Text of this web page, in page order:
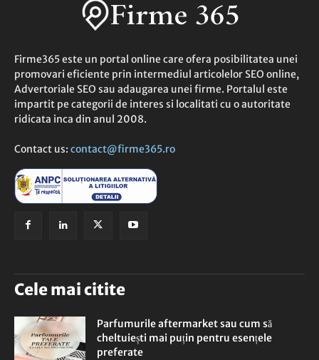
Firme365 este un portal online care ofera posibilitatea unei
promovari eficiente prin intermediul articolelor SEO online,
Advertoriale SEO sau adaugarea unei firme. Portalul este
impartit pe categorii de interes si localitati cu o autoritate
ridicata inca din anul 2008.
Contact us: contact@firme365.ro
Cele mai citite
Parfumurile aftermarket sau cum să
cheltuiești mai puțin pentru esențele
preferate